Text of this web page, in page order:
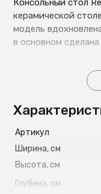
Консольный стол
керамической
модель
в основном
Артикул
Ширина, см
Высота, см
Глубина, см